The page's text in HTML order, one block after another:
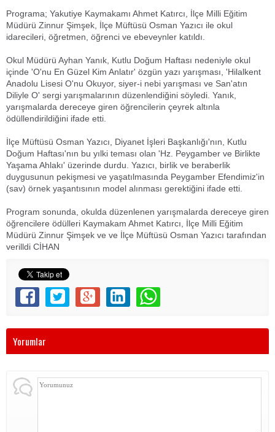
Programa; Yakutiye Kaymakamı Ahmet Katırcı, İlçe Milli Eğitim
Müdürü Zinnur Şimşek, İlçe Müftüsü Osman Yazıcı ile okul
idarecileri, öğretmen, öğrenci ve ebeveynler katıldı.
Okul Müdürü Ayhan Yanık, Kutlu Doğum Haftası nedeniyle okul
içinde 'O'nu En Güzel Kim Anlatır' özgün yazı yarışması, 'Hilalkent
Anadolu Lisesi O'nu Okuyor, siyer-i nebi yarışması ve San'atın
Diliyle O' sergi yarışmalarının düzenlendiğini söyledi. Yanık,
yarışmalarda dereceye giren öğrencilerin çeyrek altınla
ödüllendirildiğini ifade etti.
İlçe Müftüsü Osman Yazıcı, Diyanet İşleri Başkanlığı'nın, Kutlu
Doğum Haftası'nın bu yılki teması olan 'Hz. Peygamber ve Birlikte
Yaşama Ahlakı' üzerinde durdu. Yazıcı, birlik ve beraberlik
duygusunun pekişmesi ve yaşatılmasında Peygamber Efendimiz'in
(sav) örnek yaşantısının model alınması gerektiğini ifade etti.
Program sonunda, okulda düzenlenen yarışmalarda dereceye giren
öğrencilere ödülleri Kaymakam Ahmet Katırcı, İlçe Milli Eğitim
Müdürü Zinnur Şimşek ve ve İlçe Müftüsü Osman Yazıcı tarafından
verilldi CİHAN
Yorumlar